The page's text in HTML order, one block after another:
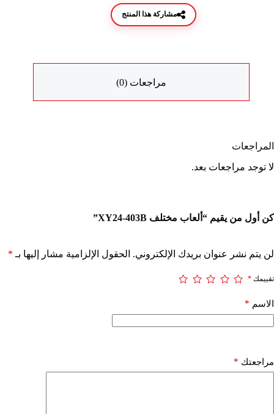
مشاركة هذا المنتج
مراجعات (0)
المراجعات
لا توجد مراجعات بعد.
كن أول من يقيم “ألعاب مختلف XY24-403B”
لن يتم نشر عنوان بريدك الإلكتروني. الحقول الإلزامية مشار إليها بـ *
تقييمك *
الاسم *
مراجعتك *